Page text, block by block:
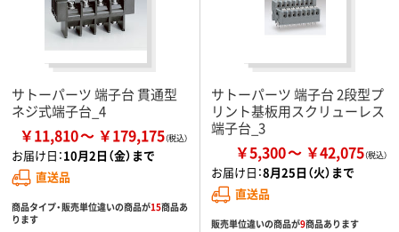
サトーパーツ 端子台 貫通型
ネジ式端子台_4
￥11,810 ￥179,175
お届け日：10月2日（金）まで
直送品
商品タイプ・販売単位違いの商品が15商品あ
ります
サトーパーツ 端子台 2段型プ
リント基板用スクリューレス
端子台_3
￥5,300 ￥42,075
お届け日：8月25日（火）まで
直送品
販売単位違いの商品が9商品あります